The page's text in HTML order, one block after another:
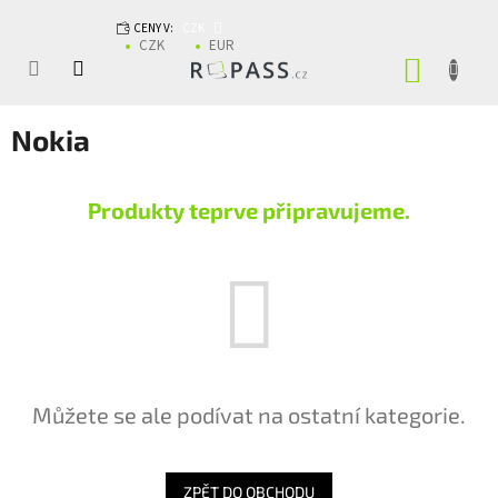
CENY V:
CZK EUR
Nokia
Produkty teprve připravujeme.
Můžete se ale podívat na ostatní kategorie.
ZPĚT DO OBCHODU